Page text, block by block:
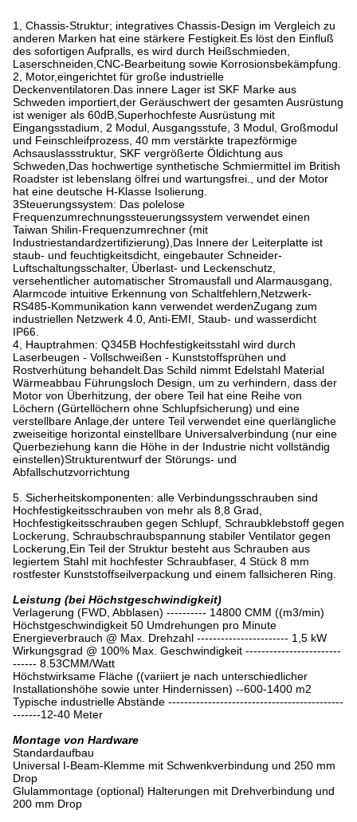
1, Chassis-Struktur; integratives Chassis-Design im Vergleich zu
anderen Marken hat eine stärkere Festigkeit.Es löst den Einfluß
des sofortigen Aufpralls, es wird durch Heißschmieden,
Laserschneiden,CNC-Bearbeitung sowie Korrosionsbekämpfung.
2, Motor,eingerichtet für große industrielle
Deckenventilatoren.Das innere Lager ist SKF Marke aus
Schweden importiert,der Geräuschwert der gesamten Ausrüstung
ist weniger als 60dB,Superhochfeste Ausrüstung mit
Eingangsstadium, 2 Modul, Ausgangsstufe, 3 Modul, Großmodul
und Feinschleifprozess, 40 mm verstärkte trapezförmige
Achsauslassstruktur, SKF vergrößerte Öldichtung aus
Schweden,Das hochwertige synthetische Schmiermittel im British
Roadster ist lebenslang ölfrei und wartungsfrei., und der Motor
hat eine deutsche H-Klasse Isolierung.
3Steuerungssystem: Das polelose
Frequenzumrechnungssteuerungssystem verwendet einen
Taiwan Shilin-Frequenzumrechner (mit
Industriestandardzertifizierung),Das Innere der Leiterplatte ist
staub- und feuchtigkeitsdicht, eingebauter Schneider-
Luftschaltungsschalter, Überlast- und Leckenschutz,
versehentlicher automatischer Stromausfall und Alarmausgang,
Alarmcode intuitive Erkennung von Schaltfehlern,Netzwerk-
RS485-Kommunikation kann verwendet werdenZugang zum
industriellen Netzwerk 4.0, Anti-EMI, Staub- und wasserdicht
IP66.
4, Hauptrahmen: Q345B Hochfestigkeitsstahl wird durch
Laserbeugen - Vollschweißen - Kunststoffsprühen und
Rostverhütung behandelt.Das Schild nimmt Edelstahl Material
Wärmeabbau Führungsloch Design, um zu verhindern, dass der
Motor von Überhitzung, der obere Teil hat eine Reihe von
Löchern (Gürtellöchern ohne Schlupfsicherung) und eine
verstellbare Anlage,der untere Teil verwendet eine querlängliche
zweiseitige horizontal einstellbare Universalverbindung (nur eine
Querbeziehung kann die Höhe in der Industrie nicht vollständig
einstellen)Strukturentwurf der Störungs- und
Abfallschutzvorrichtung
5. Sicherheitskomponenten: alle Verbindungsschrauben sind
Hochfestigkeitsschrauben von mehr als 8,8 Grad,
Hochfestigkeitsschrauben gegen Schlupf, Schraubklebstoff gegen
Lockerung, Schraubschraubspannung stabiler Ventilator gegen
Lockerung,Ein Teil der Struktur besteht aus Schrauben aus
legiertem Stahl mit hochfester Schraubfaser, 4 Stück 8 mm
rostfester Kunststoffseilverpackung und einem fallsicheren Ring.
Leistung (bei Höchstgeschwindigkeit)
Verlagerung (FWD, Abblasen) ---------- 14800 CMM ((m3/min)
Höchstgeschwindigkeit 50 Umdrehungen pro Minute
Energieverbrauch @ Max. Drehzahl ----------------------- 1,5 kW
Wirkungsgrad @ 100% Max. Geschwindigkeit ------------------------
------ 8.53CMM/Watt
Höchstwirksame Fläche ((variiert je nach unterschiedlicher
Installationshöhe sowie unter Hindernissen) --600-1400 m2
Typische industrielle Abstände --------------------------------------------
-------12-40 Meter
Montage von Hardware
Standardaufbau
Universal I-Beam-Klemme mit Schwenkverbindung und 250 mm
Drop
Glulammontage (optional) Halterungen mit Drehverbindung und
200 mm Drop